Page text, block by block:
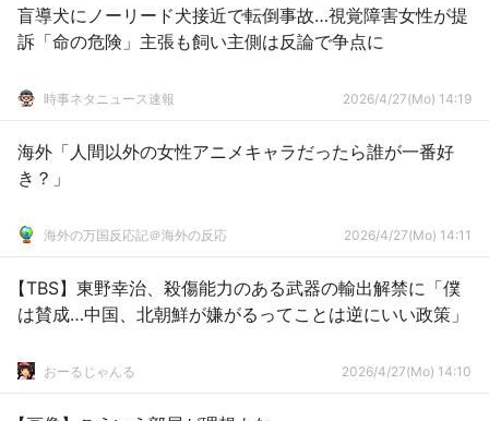
盲導犬にノーリード犬接近で転倒事故…視覚障害女性が提
訴「命の危険」主張も飼い主側は反論で争点に
時事ネタニュース速報 2026/4/27(Mo) 14:19
海外「人間以外の女性アニメキャラだったら誰が一番好
き？」
海外の万国反応記＠海外の反応 2026/4/27(Mo) 14:11
【TBS】東野幸治、殺傷能力のある武器の輸出解禁に「僕
は賛成…中国、北朝鮮が嫌がるってことは逆にいい政策」
おーるじゃんる 2026/4/27(Mo) 14:10